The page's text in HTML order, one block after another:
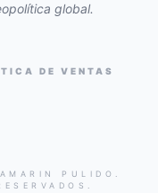
global.
DE VENTAS
PULIDO.